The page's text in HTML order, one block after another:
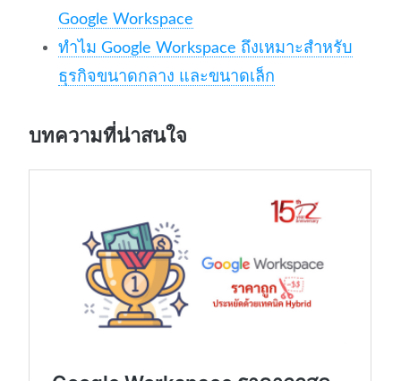
Google Workspace
ทำไม Google Workspace ถึงเหมาะสำหรับ
ธุรกิจขนาดกลาง และขนาดเล็ก
บทความที่น่าสนใจ